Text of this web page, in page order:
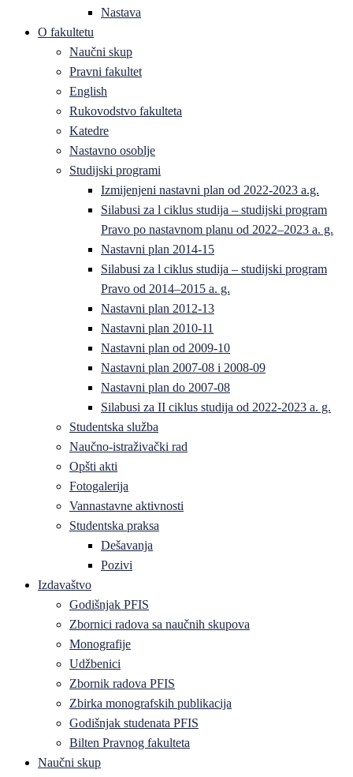
Nastava
O fakultetu
Naučni skup
Pravni fakultet
English
Rukovodstvo fakulteta
Katedre
Nastavno osoblje
Studijski programi
Izmijenjeni nastavni plan od 2022-2023 a.g.
Silabusi za l ciklus studija – studijski program
Pravo po nastavnom planu od 2022–2023 a. g.
Nastavni plan 2014-15
Silabusi za l ciklus studija – studijski program
Pravo od 2014–2015 a. g.
Nastavni plan 2012-13
Nastavni plan 2010-11
Nastavni plan od 2009-10
Nastavni plan 2007-08 i 2008-09
Nastavni plan do 2007-08
Silabusi za II ciklus studija od 2022-2023 a. g.
Studentska služba
Naučno-istraživački rad
Opšti akti
Fotogalerija
Vannastavne aktivnosti
Studentska praksa
Dešavanja
Pozivi
Izdavaštvo
Godišnjak PFIS
Zbornici radova sa naučnih skupova
Monografije
Udžbenici
Zbornik radova PFIS
Zbirka monografskih publikacija
Godišnjak studenata PFIS
Bilten Pravnog fakulteta
Naučni skup